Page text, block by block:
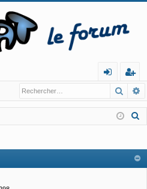
n
ne
ns
cri
pt
e